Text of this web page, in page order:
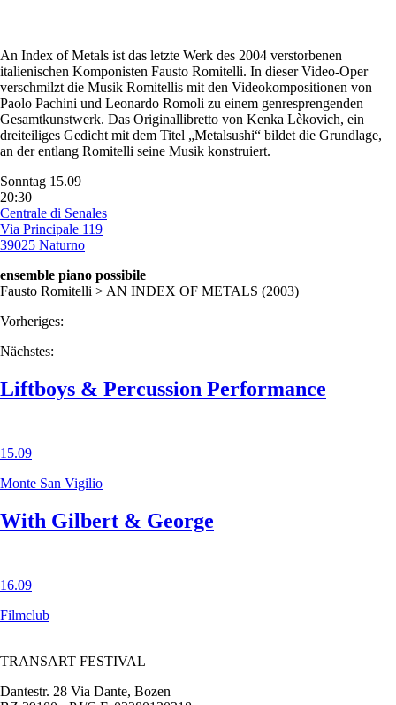
An Index of Metals ist das letzte Werk des 2004 verstorbenen
italienischen Komponisten Fausto Romitelli. In dieser Video-Oper
verschmilzt die Musik Romitellis mit den Videokompositionen von
Paolo Pachini und Leonardo Romoli zu einem genresprengenden
Gesamtkunstwerk. Das Originallibretto von Kenka Lèkovich, ein
dreiteiliges Gedicht mit dem Titel „Metalsushi“ bildet die Grundlage,
an der entlang Romitelli seine Musik konstruiert.
Sonntag 15.09
20:30
Centrale di Senales
Via Principale 119
39025 Naturno
ensemble piano possibile
Fausto Romitelli > AN INDEX OF METALS (2003)
Vorheriges:
Nächstes:
Liftboys & Percussion Performance
15.09
Monte San Vigilio
With Gilbert & George
16.09
Filmclub
TRANSART FESTIVAL
Dantestr. 28 Via Dante, Bozen